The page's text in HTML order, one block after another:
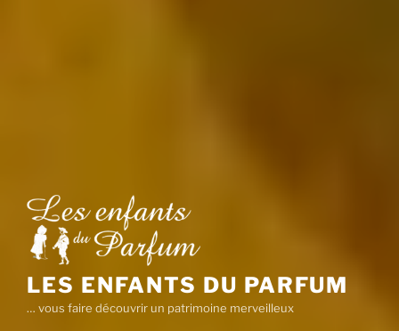
LES ENFANTS DU PARFUM
… vous faire découvrir un patrimoine merveilleux